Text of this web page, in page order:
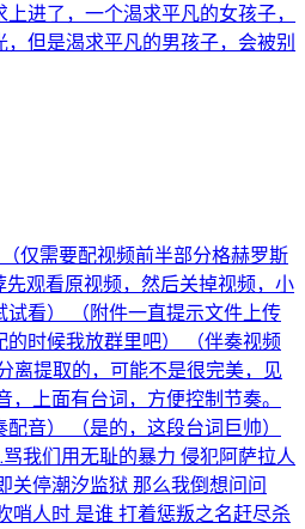
进了，一个渴求平凡的女孩子，
但是渴求平凡的男孩子，会被别
仅需要配视频前半部分格赫罗斯
先观看原视频，然后关掉视频，小
看） （附件一直提示文件上传
时候我放群里吧） （伴奏视频
离提取的，可能不是很完美，见
上面有台词，方便控制节奏。
音） （是的，这段台词巨帅）
我们用无耻的暴力 侵犯阿萨拉人
关停潮汐监狱 那么我倒想问问
哨人时 是谁 打着惩叛之名赶尽杀